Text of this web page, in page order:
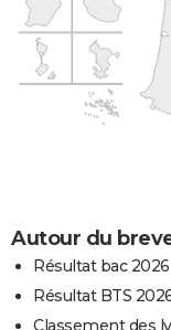
Autour du
Résultat bac 2026
Résultat BTS
Classement des